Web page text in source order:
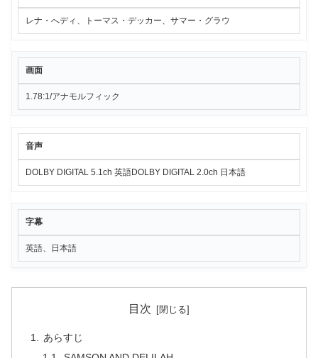
レナ・へディ、トーマス・デッカー、サマー・グラウ
画面
1.78:1/アナモルフィック
音声
DOLBY DIGITAL 5.1ch 英語DOLBY DIGITAL 2.0ch 日本語
字幕
英語、日本語
目次
あらすじ